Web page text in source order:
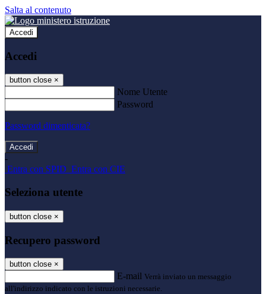
Salta al contenuto
Accedi
Accedi
button close ×
Nome Utente
Password
Password dimenticata?
-
Entra con SPID Entra con CIE
Seleziona utente
button close ×
Recupero password
button close ×
E-mail Verrà inviato un messaggio
all'indirizzo indicato con le istruzioni necessarie.